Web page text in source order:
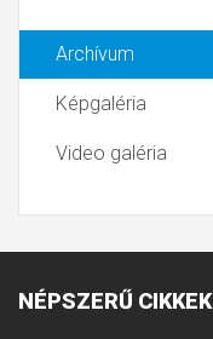
Archívum
Képgaléria
Video galéria
NÉPSZERŰ CIKKEK